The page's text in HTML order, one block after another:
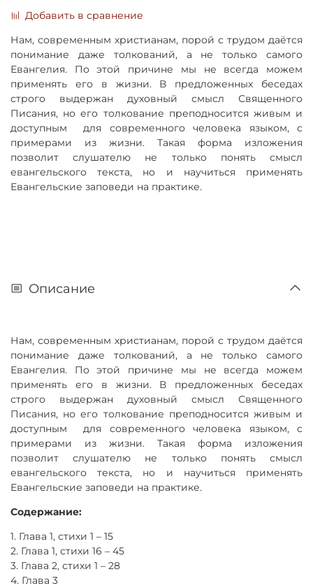
Добавить в сравнение
Нам, современным христианам, порой с трудом даётся
понимание даже толкований, а не только самого
Евангелия. По этой причине мы не всегда можем
применять его в жизни. В предложенных беседах
строго выдержан духовный смысл Священного
Писания, но его толкование преподносится живым и
доступным для современного человека языком, с
примерами из жизни. Такая форма изложения
позволит слушателю не только понять смысл
евангельского текста, но и научиться применять
Евангельские заповеди на практике.
Описание
Нам, современным христианам, порой с трудом даётся
понимание даже толкований, а не только самого
Евангелия. По этой причине мы не всегда можем
применять его в жизни. В предложенных беседах
строго выдержан духовный смысл Священного
Писания, но его толкование преподносится живым и
доступным для современного человека языком, с
примерами из жизни. Такая форма изложения
позволит слушателю не только понять смысл
евангельского текста, но и научиться применять
Евангельские заповеди на практике.
Содержание:
1. Глава 1, стихи 1 – 15
2. Глава 1, стихи 16 – 45
3. Глава 2, стихи 1 – 28
4. Глава 3